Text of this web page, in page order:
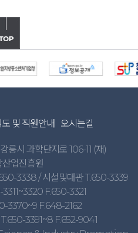
및 직원안내 오시는길
릉시 과학단지로 106-11 (재)
업진흥원
3338 / 시설및대관 T.650-3339
3311~3320 F.650-3321
3370~9 F.648-2162
3391~8 F.652-9041